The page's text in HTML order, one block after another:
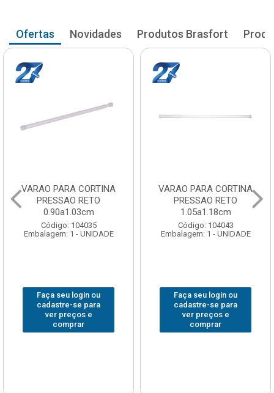
Ofertas Novidades Produtos Brasfort
VARAO PARA CORTINA
PRESSAO RETO
0.90a1.03cm
Código: 104035
Embalagem: 1 - UNIDADE
Faça seu login ou
cadastre-se para
ver preços e
comprar
VARAO PARA CORTINA
PRESSAO RETO
1.05a1.18cm
Código: 104043
Embalagem: 1 - UNIDADE
Faça seu login ou
cadastre-se para
ver preços e
comprar